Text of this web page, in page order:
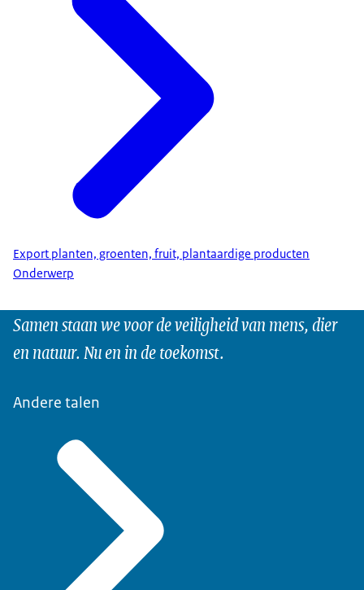
Export planten, groenten, fruit, plantaardige producten
Onderwerp
Samen staan we voor de veiligheid van mens, dier
en natuur. Nu en in de toekomst.
Andere talen